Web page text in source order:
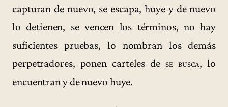
capturan de nuevo, se escapa, huye y de nuevo
lo detienen, se vencen los términos, no hay
suficientes pruebas, lo nombran los demás
perpetradores, ponen carteles dese busca, lo
encuentran y de nuevo huye.